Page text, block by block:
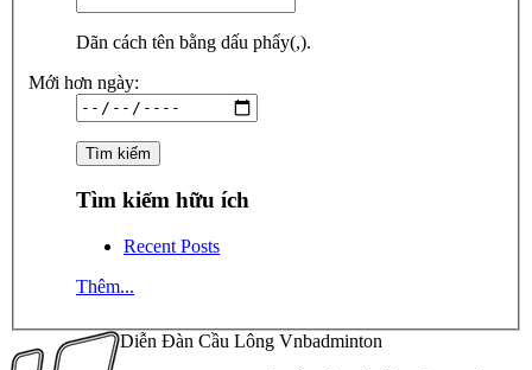
Dãn cách tên bằng dấu phẩy(,).
Mới hơn ngày:
Tìm kiếm hữu ích
Recent Posts
Thêm...
Diễn Đàn Cầu Lông Vnbadminton